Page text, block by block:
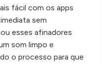
fácil com os apps
sem
esses afinadores
som limpo e
o processo para que